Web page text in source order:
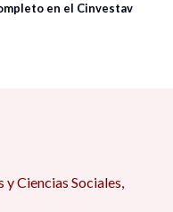
en el Cinvestav
Ciencias Sociales,